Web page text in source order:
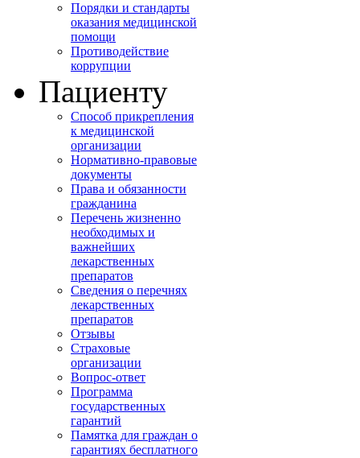
Порядки и стандарты
оказания медицинской
помощи
Противодействие
коррупции
Пациенту
Способ прикрепления
к медицинской
организации
Нормативно-правовые
документы
Права и обязанности
гражданина
Перечень жизненно
необходимых и
важнейших
лекарственных
препаратов
Сведения о перечнях
лекарственных
препаратов
Отзывы
Страховые
организации
Вопрос-ответ
Программа
государственных
гарантий
Памятка для граждан о
гарантиях бесплатного